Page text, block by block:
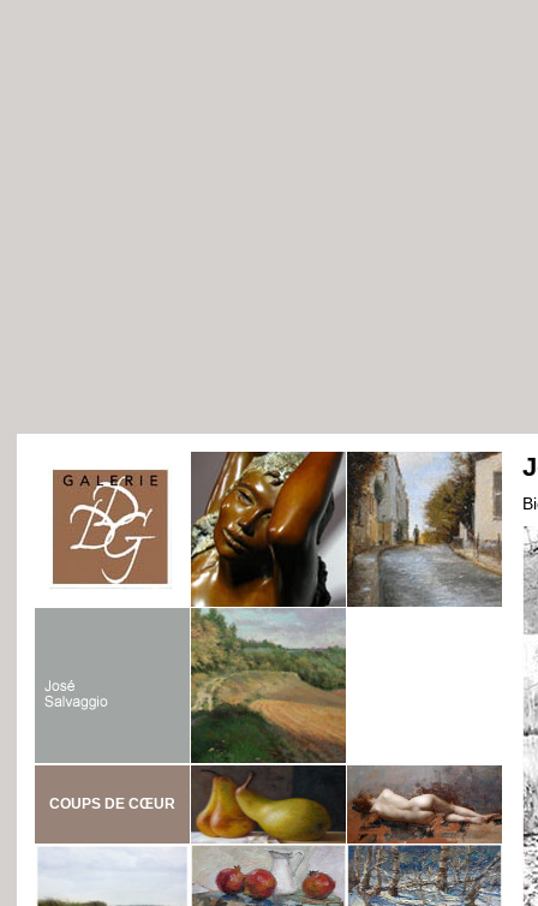
COUPS DE CŒUR